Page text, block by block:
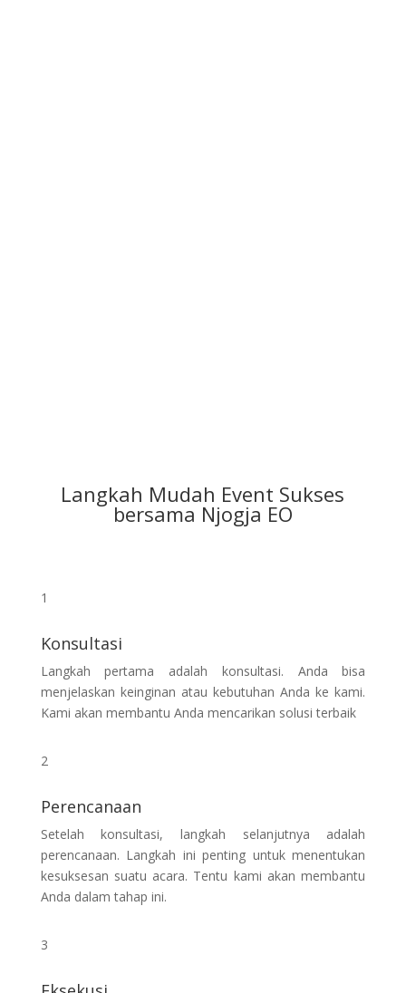
Langkah Mudah Event Sukses
bersama Njogja EO
1
Konsultasi
Langkah pertama adalah konsultasi. Anda bisa
menjelaskan keinginan atau kebutuhan Anda ke kami.
Kami akan membantu Anda mencarikan solusi terbaik
2
Perencanaan
Setelah konsultasi, langkah selanjutnya adalah
perencanaan. Langkah ini penting untuk menentukan
kesuksesan suatu acara. Tentu kami akan membantu
Anda dalam tahap ini.
3